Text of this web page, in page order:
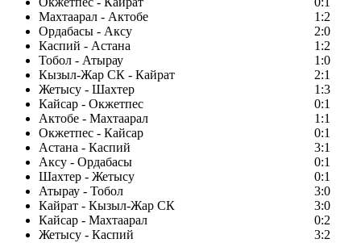
Махтаарал - Актобе
1:2
Ордабасы - Аксу
2:0
Каспий - Астана
1:2
Тобол - Атырау
1:0
Кызыл-Жар СК - Кайрат
2:1
Жетысу - Шахтер
1:3
Кайсар - Окжетпес
0:1
Актобе - Махтаарал
1:1
Окжетпес - Кайсар
0:1
Астана - Каспий
3:1
Аксу - Ордабасы
0:1
Шахтер - Жетысу
0:1
Атырау - Тобол
3:0
Кайрат - Кызыл-Жар СК
3:0
Кайсар - Махтаарал
0:2
Жетысу - Каспий
3:2